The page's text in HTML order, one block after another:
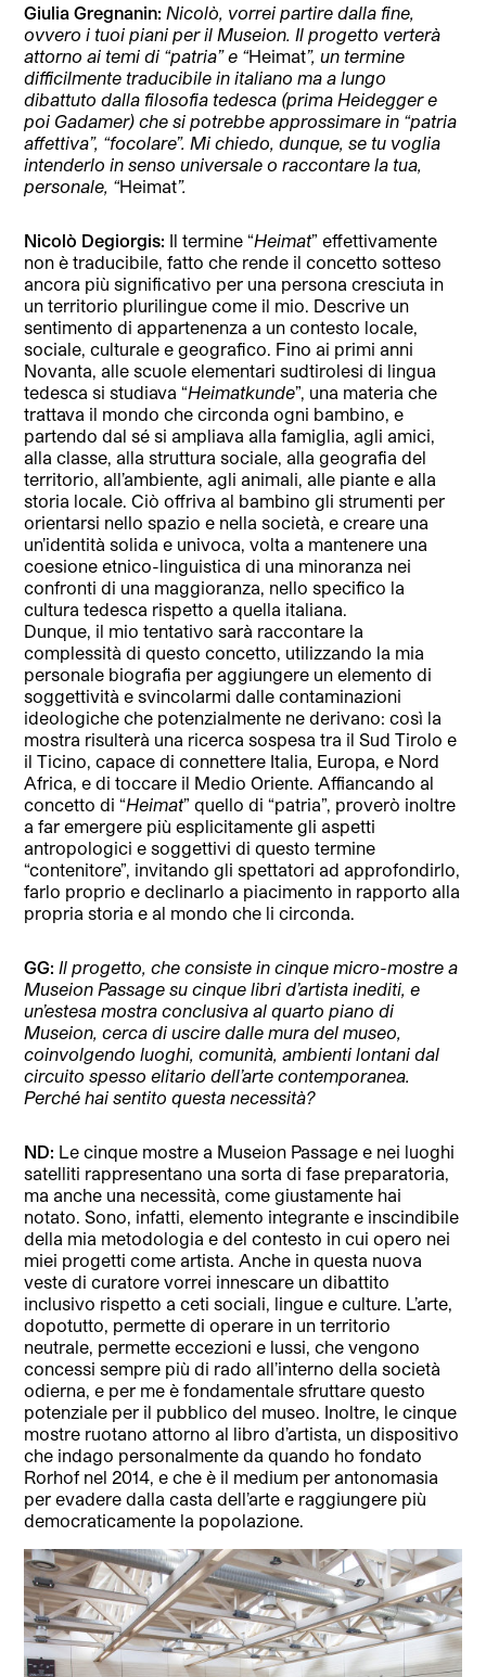
Giulia Gregnanin: Nicolò, vorrei partire dalla fine,
ovvero i tuoi piani per il Museion. Il progetto verterà
attorno ai temi di “patria” e “Heimat”, un termine
difficilmente traducibile in italiano ma a lungo
dibattuto dalla filosofia tedesca (prima Heidegger e
poi Gadamer) che si potrebbe approssimare in “patria
affettiva”, “focolare”. Mi chiedo, dunque, se tu voglia
intenderlo in senso universale o raccontare la tua,
personale, “Heimat”.
Nicolò Degiorgis: Il termine “Heimat” effettivamente
non è traducibile, fatto che rende il concetto sotteso
ancora più significativo per una persona cresciuta in
un territorio plurilingue come il mio. Descrive un
sentimento di appartenenza a un contesto locale,
sociale, culturale e geografico. Fino ai primi anni
Novanta, alle scuole elementari sudtirolesi di lingua
tedesca si studiava “Heimatkunde”, una materia che
trattava il mondo che circonda ogni bambino, e
partendo dal sé si ampliava alla famiglia, agli amici,
alla classe, alla struttura sociale, alla geografia del
territorio, all’ambiente, agli animali, alle piante e alla
storia locale. Ciò offriva al bambino gli strumenti per
orientarsi nello spazio e nella società, e creare una
un’identità solida e univoca, volta a mantenere una
coesione etnico-linguistica di una minoranza nei
confronti di una maggioranza, nello specifico la
cultura tedesca rispetto a quella italiana.
Dunque, il mio tentativo sarà raccontare la
complessità di questo concetto, utilizzando la mia
personale biografia per aggiungere un elemento di
soggettività e svincolarmi dalle contaminazioni
ideologiche che potenzialmente ne derivano: così la
mostra risulterà una ricerca sospesa tra il Sud Tirolo e
il Ticino, capace di connettere Italia, Europa, e Nord
Africa, e di toccare il Medio Oriente. Affiancando al
concetto di “Heimat” quello di “patria”, proverò inoltre
a far emergere più esplicitamente gli aspetti
antropologici e soggettivi di questo termine
“contenitore”, invitando gli spettatori ad approfondirlo,
farlo proprio e declinarlo a piacimento in rapporto alla
propria storia e al mondo che li circonda.
GG: Il progetto, che consiste in cinque micro-mostre a
Museion Passage su cinque libri d’artista inediti, e
un’estesa mostra conclusiva al quarto piano di
Museion, cerca di uscire dalle mura del museo,
coinvolgendo luoghi, comunità, ambienti lontani dal
circuito spesso elitario dell’arte contemporanea.
Perché hai sentito questa necessità?
ND: Le cinque mostre a Museion Passage e nei luoghi
satelliti rappresentano una sorta di fase preparatoria,
ma anche una necessità, come giustamente hai
notato. Sono, infatti, elemento integrante e inscindibile
della mia metodologia e del contesto in cui opero nei
miei progetti come artista. Anche in questa nuova
veste di curatore vorrei innescare un dibattito
inclusivo rispetto a ceti sociali, lingue e culture. L’arte,
dopotutto, permette di operare in un territorio
neutrale, permette eccezioni e lussi, che vengono
concessi sempre più di rado all’interno della società
odierna, e per me è fondamentale sfruttare questo
potenziale per il pubblico del museo. Inoltre, le cinque
mostre ruotano attorno al libro d’artista, un dispositivo
che indago personalmente da quando ho fondato
Rorhof nel 2014, e che è il medium per antonomasia
per evadere dalla casta dell’arte e raggiungere più
democraticamente la popolazione.